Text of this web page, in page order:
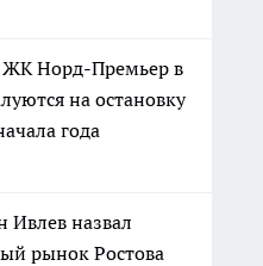
Норд-Премьер в
на остановку
года
Ивлев назвал
рынок Ростова